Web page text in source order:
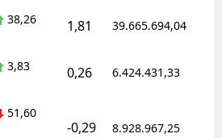
38,26 1,81 39.665.694,04
3,83 0,26 6.424.431,33
51,60
-0,29 8.928.967,25